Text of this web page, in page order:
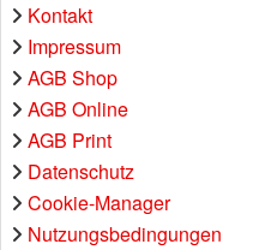
Kontakt
Impressum
AGB Shop
AGB Online
AGB Print
Datenschutz
Cookie-Manager
Nutzungsbedingungen